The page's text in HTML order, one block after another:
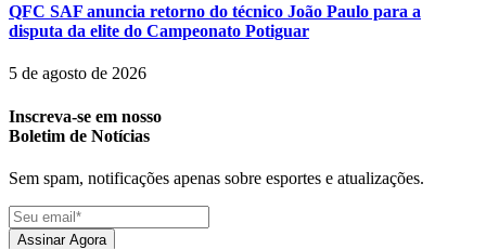
QFC SAF anuncia retorno do técnico João Paulo para a
disputa da elite do Campeonato Potiguar
5 de agosto de 2026
Inscreva-se em nosso
Boletim de Notícias
Sem spam, notificações apenas sobre esportes e atualizações.
Assinar Agora